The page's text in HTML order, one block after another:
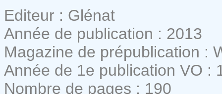
Editeur : Glénat
Année de publication : 2013
Magazine de prépublication :
Année de 1e publication VO :
Nombre de pages : 190